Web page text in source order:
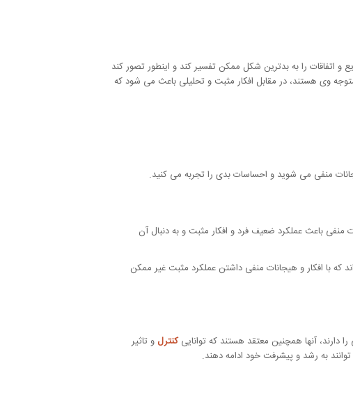
اتفاقات را به بدترین شکل ممکن تفسیر کند و اینطور تصور کند
وی هستند، در مقابل افکار مثبت و تحلیلی باعث می شود که
منفی می شوید و احساسات بدی را تجربه می کنید.
باعث عملکرد ضعیف فرد و افکار مثبت و به دنبال آن
که با افکار و هیجانات منفی داشتن عملکرد مثبت غیر ممکن
دارند، آنها همچنین معتقد هستند که تواناییکنترلو تاثیر
توانند به رشد و پیشرفت خود ادامه دهند.